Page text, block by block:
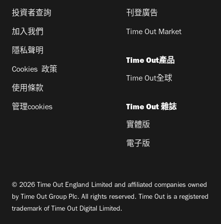
投資者查詢
加入我們
隱私聲明
Cookies 政策
使用條款
管理cookies
刊登廣告
Time Out Market
Time Out產品
Time Out全球
Time Out 雜誌
實體版
電子版
© 2026 Time Out England Limited and affiliated companies owned
by Time Out Group Plc. All rights reserved. Time Out is a registered
trademark of Time Out Digital Limited.